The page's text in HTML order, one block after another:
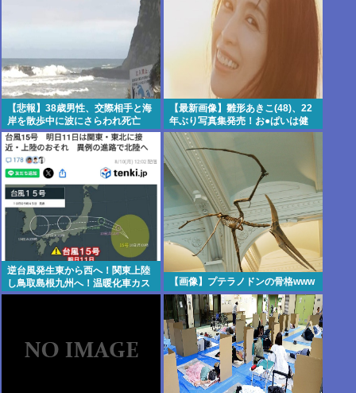
【悲報】38歳男性、交際相手と海
岸を散歩中に波にさらわれ死亡
【最新画像】雛形あきこ(48)、22
年ぶり写真集発売！お●ぱいは健
在だった！
逆台風発生東から西へ！関東上陸
し鳥取島根九州へ！温暖化車カス
のせいで気象がシッチャカメッチ
【画像】プテラノドンの骨格www